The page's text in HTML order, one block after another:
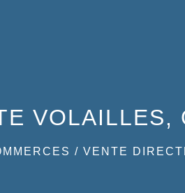
VOLAILLES,
/VENTE